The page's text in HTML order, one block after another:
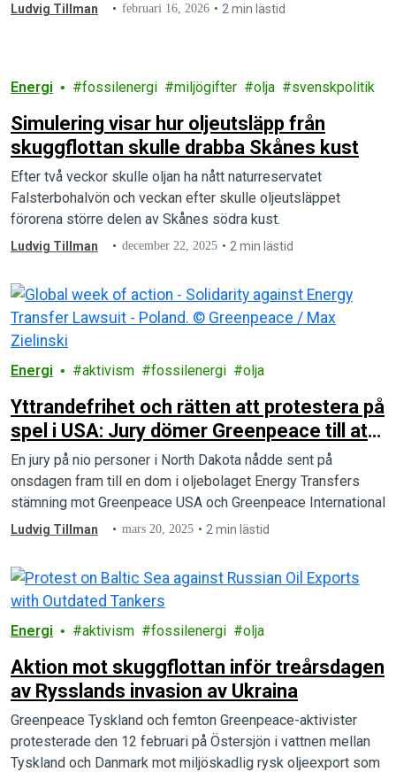
Ludvig Tillman februari 16, 2026 2 min lästid
Energi fossilenergi miljögifter olja svenskpolitik
Simulering visar hur oljeutsläpp från
skuggflottan skulle drabba Skånes kust
Efter två veckor skulle oljan ha nått naturreservatet
Falsterbohalvön och veckan efter skulle oljeutsläppet
förorena större delen av Skånes södra kust.
Ludvig Tillman december 22, 2025 2 min lästid
Energi aktivism fossilenergi olja
Yttrandefrihet och rätten att protestera på
spel i USA: Jury dömer Greenpeace till att
betala skadestånd på 660 miljoner dollar
till oljebolag
En jury på nio personer i North Dakota nådde sent på
onsdagen fram till en dom i oljebolaget Energy Transfers
stämning mot Greenpeace USA och Greenpeace International
Ludvig Tillman mars 20, 2025 2 min lästid
Energi aktivism fossilenergi olja
Aktion mot skuggflottan inför treårsdagen
av Rysslands invasion av Ukraina
Greenpeace Tyskland och femton Greenpeace-aktivister
protesterade den 12 februari på Östersjön i vattnen mellan
Tyskland och Danmark mot miljöskadlig rysk oljeexport som